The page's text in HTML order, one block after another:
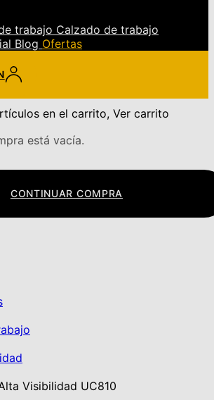
trabajo Calzado de trabajo
Blog Ofertas
en el carrito, Ver carrito
está vacía.
CONTINUAR COMPRA
Visibilidad UC810